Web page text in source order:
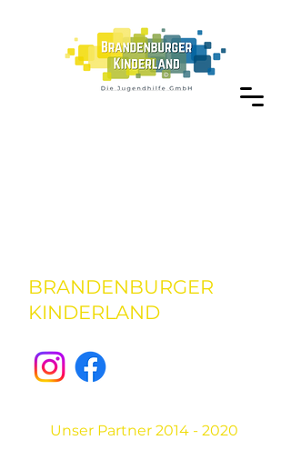
BRANDENBURGER
KINDERLAND
Unser Partner 2014 - 2020